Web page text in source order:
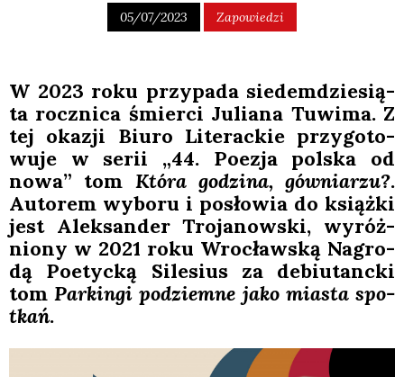
05/07/2023 Zapowiedzi
W 2023 roku przy­pa­da sie­dem­dzie­sią­
ta rocz­ni­ca śmier­ci Julia­na Tuwi­ma. Z
tej oka­zji Biu­ro Lite­rac­kie przy­go­to­
wu­je w serii „44. Poezja pol­ska od
nowa” tom Któ­ra godzi­na, gów­nia­rzu?.
Auto­rem wybo­ru i posło­wia do książ­ki
jest Alek­san­der Tro­ja­now­ski, wyróż­
nio­ny w 2021 roku Wro­cław­ską Nagro­
dą Poetyc­ką Sile­sius za debiu­tanc­ki
tomPar­kin­gi pod­ziem­ne jako mia­sta spo­
tkań.